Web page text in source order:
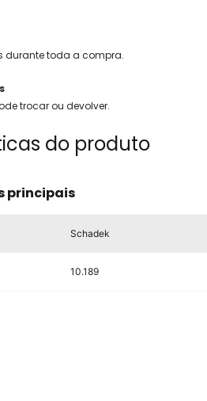
durante toda a compra.
trocar ou devolver.
do produto
principais
Schadek
10.189